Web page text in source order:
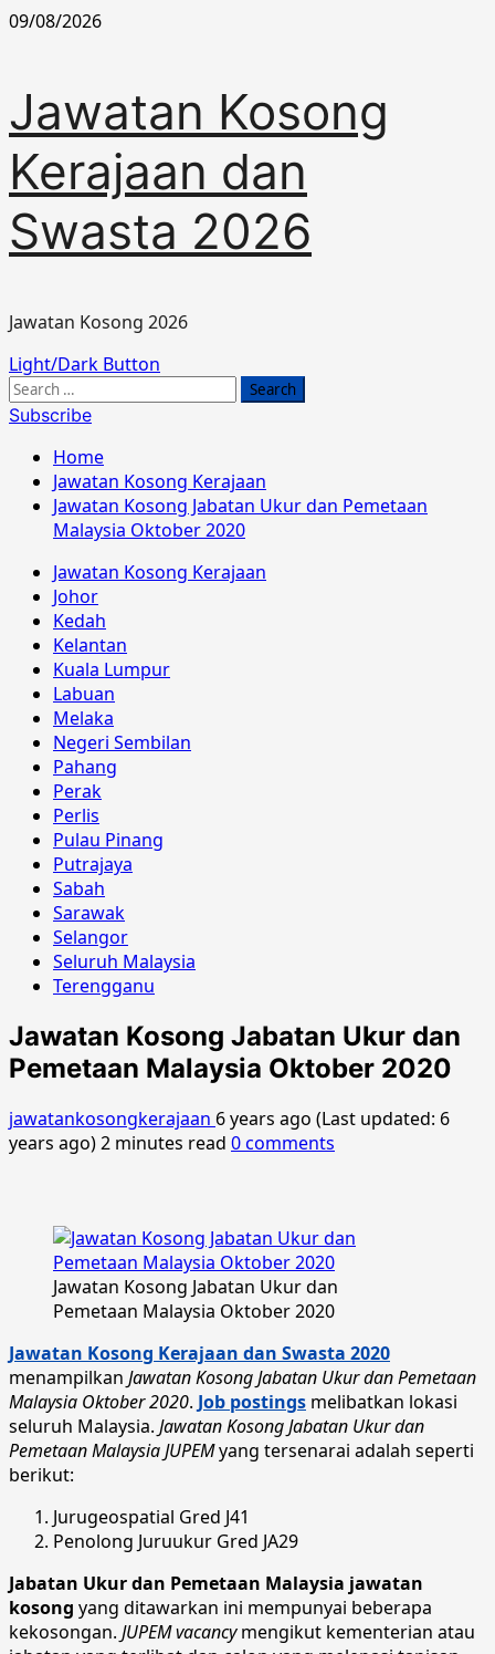
Skip
09/08/2026
Jawatan Kosong
Kerajaan dan
Swasta 2026
Jawatan Kosong 2026
Primary
Menu
Light/Dark Button
Search
for:
Subscribe
Home
Jawatan Kosong Kerajaan
Jawatan Kosong Jabatan Ukur dan Pemetaan
Malaysia Oktober 2020
Jawatan Kosong Kerajaan
Johor
Kedah
Kelantan
Kuala Lumpur
Labuan
Melaka
Negeri Sembilan
Pahang
Perak
Perlis
Pulau Pinang
Putrajaya
Sabah
Sarawak
Selangor
Seluruh Malaysia
Terengganu
Jawatan Kosong Jabatan Ukur dan
Pemetaan Malaysia Oktober 2020
jawatankosongkerajaan 6 years ago (Last updated: 6
years ago)2 minutes read 0 comments
Jawatan Kosong Jabatan Ukur dan
Pemetaan Malaysia Oktober 2020
Jawatan Kosong Kerajaan dan Swasta 2020
menampilkan Jawatan Kosong Jabatan Ukur dan Pemetaan
Malaysia Oktober 2020. Job postings melibatkan lokasi
seluruh Malaysia. Jawatan Kosong Jabatan Ukur dan
Pemetaan Malaysia JUPEMyang tersenarai adalah seperti
berikut:
Jurugeospatial Gred J41
Penolong Juruukur Gred JA29
Jabatan Ukur dan Pemetaan Malaysia jawatan
kosong yang ditawarkan ini mempunyai beberapa
kekosongan. JUPEM vacancymengikut kementerian atau